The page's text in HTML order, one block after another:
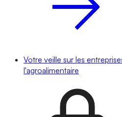
Votre veille sur les
l'agroalimentaire